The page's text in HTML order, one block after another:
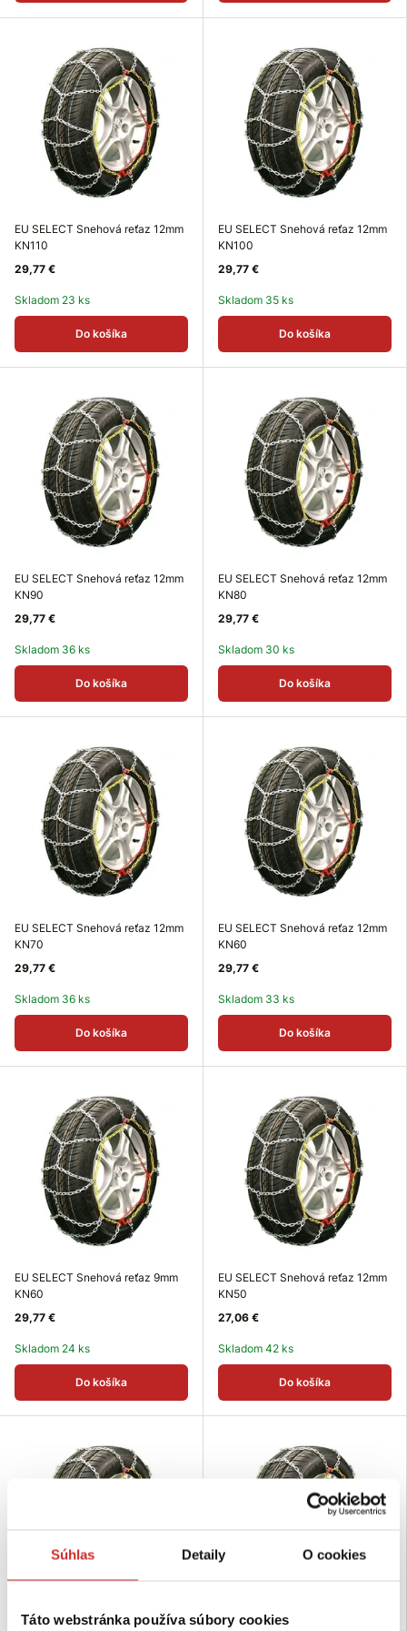
Súhlas Detaily O cookies
Táto webstránka používa súbory cookies
EU SELECT Snehová reťaz 12mm
KN110
29,77 €
Skladom 23 ks
Do košíka
EU SELECT Snehová reťaz 12mm
KN100
29,77 €
Skladom 35 ks
Do košíka
EU SELECT Snehová reťaz 12mm
KN90
29,77 €
Skladom 36 ks
Do košíka
EU SELECT Snehová reťaz 12mm
KN80
29,77 €
Skladom 30 ks
Do košíka
EU SELECT Snehová reťaz 12mm
KN70
29,77 €
Skladom 36 ks
Do košíka
EU SELECT Snehová reťaz 12mm
KN60
29,77 €
Skladom 33 ks
Do košíka
EU SELECT Snehová reťaz 9mm
KN60
29,77 €
Skladom 24 ks
Do košíka
EU SELECT Snehová reťaz 12mm
KN50
27,06 €
Skladom 42 ks
Do košíka
EU SELECT Snehová reťaz 9mm EU SELECT Snehová reťaz 12mm